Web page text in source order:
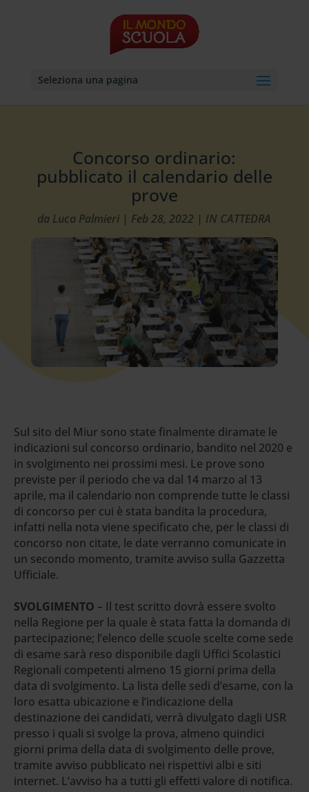
Seleziona una pagina
Concorso ordinario:
pubblicato il calendario delle
prove
da Luca Palmieri | Feb 28, 2022 | IN CATTEDRA
Sul sito del Miur sono state finalmente diramate le
indicazioni sul concorso ordinario, bandito nel 2020 e
in svolgimento nei prossimi mesi. Le prove sono
previste per il periodo che va dal 14 marzo al 13
aprile, ma il calendario non comprende tutte le classi
di concorso per cui è stata bandita la procedura,
infatti nella nota viene specificato che, per le classi di
concorso non citate, le date verranno comunicate in
un secondo momento, tramite avviso sulla Gazzetta
Ufficiale.
SVOLGIMENTO – Il test scritto dovrà essere svolto
nella Regione per la quale è stata fatta la domanda di
partecipazione; l’elenco delle scuole scelte come sede
di esame sarà reso disponibile dagli Uffici Scolastici
Regionali competenti almeno 15 giorni prima della
data di svolgimento. La lista delle sedi d’esame, con la
loro esatta ubicazione e l’indicazione della
destinazione dei candidati, verrà divulgato dagli USR
presso i quali si svolge la prova, almeno quindici
giorni prima della data di svolgimento delle prove,
tramite avviso pubblicato nei rispettivi albi e siti
internet. L’avviso ha a tutti gli effetti valore di notifica.